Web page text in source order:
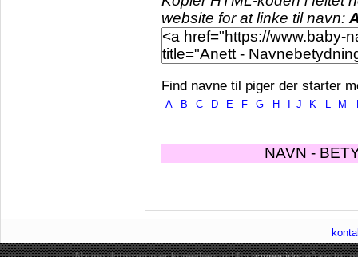
website for at linke til navn:
Find navne til piger der starter
A B C D E F G H J K L M
NAVN -